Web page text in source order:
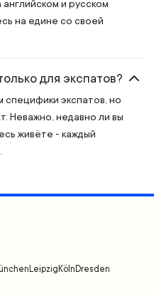
и русском
на едине со своей
для экспатов?
экспатов, но
Неважно, недавно ли вы
живёте - каждый
Leipzig Köln Dresden